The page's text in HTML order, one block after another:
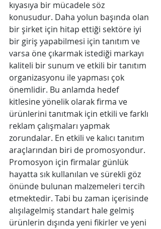
kıyasıya bir mücadele söz
konusudur. Daha yolun başında olan
bir şirket için hitap ettiği sektöre iyi
bir giriş yapabilmesi için tanıtım ve
varsa öne çıkarmak istediği markayı
kaliteli bir sunum ve etkili bir tanıtım
organizasyonu ile yapması çok
önemlidir. Bu anlamda hedef
kitlesine yönelik olarak firma ve
ürünlerini tanıtmak için etkili ve farklı
reklam çalışmaları yapmak
zorundalar. En etkili ve kalıcı tanıtım
araçlarından biri de promosyondur.
Promosyon için firmalar günlük
hayatta sık kullanılan ve sürekli göz
önünde bulunan malzemeleri tercih
etmektedir. Tabi bu zaman içerisinde
alışılagelmiş standart hale gelmiş
ürünlerin dışında yeni fikirler ve yeni